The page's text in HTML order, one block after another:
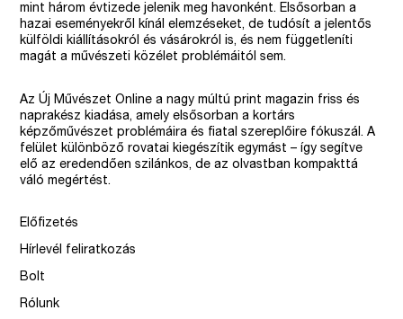
mint három évtizede jelenik meg havonként. Elsősorban a
hazai eseményekről kínál elemzéseket, de tudósít a jelentős
külföldi kiállításokról és vásárokról is, és nem függetleníti
magát a művészeti közélet problémáitól sem.
Az Új Művészet Online a nagy múltú print magazin friss és
naprakész kiadása, amely elsősorban a kortárs
képzőművészet problémáira és fiatal szereplőire fókuszál. A
felület különböző rovatai kiegészítik egymást – így segítve
elő az eredendően szilánkos, de az olvastban kompakttá
váló megértést.
Előfizetés
Hírlevél feliratkozás
Bolt
Rólunk